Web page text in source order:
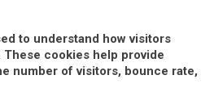
to understand how visitors
cookies help provide
number of visitors, bounce rate,